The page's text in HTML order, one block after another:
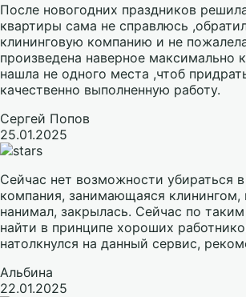
После новогодних праздников
квартиры сама не справлюсь
клининговую компанию и не
произведена наверное максимально
нашла не одного места ,чтоб
качественно выполненную работу.
Сергей Попов
25.01.2025
Сейчас нет возможности убираться
компания, занимающаяся клинингом,
нанимал, закрылась. Сейчас по
найти в принципе хороших
натолкнулся на данный сервис,
Альбина
22.01.2025